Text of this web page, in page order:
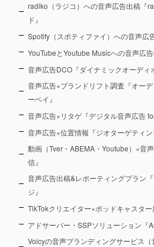
radiko（ラジコ）への音声広告出稿『
ド』
Spotify（スポティファイ）への音声広
YouTubeとYoutube Musicへの音声広
音声広告DCO『ダイナミックオーディ
音声広告×ブランドリフト調査『オー
ーベイ』
音声広告×リタゲ『デジタル音声広告
音声広告×位置情報『ジオターゲティン
動画（Tver・ABEMA・Youtube）×音
信』
音声広告出稿&レポーティングプラン
ジ』
TikTokクリエイター×ポッドキャスター
アドサーバー・SSPソリューション『
Voicyの音声ブランディングサービス